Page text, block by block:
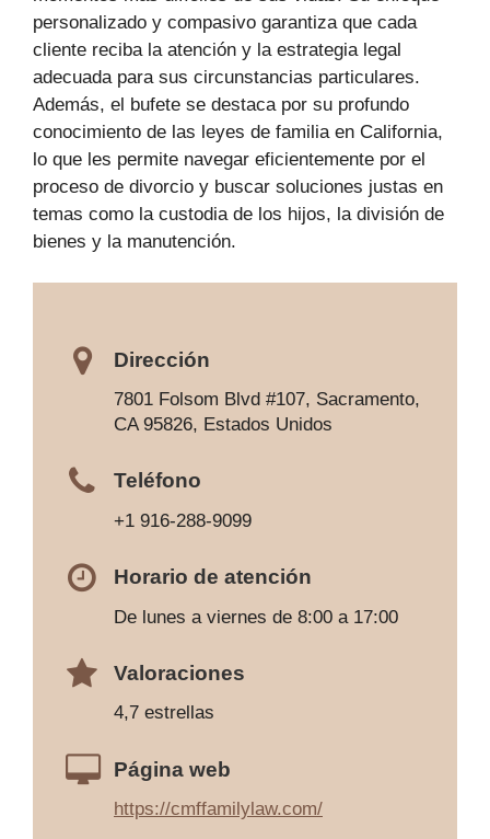
personalizado y compasivo garantiza que cada
cliente reciba la atención y la estrategia legal
adecuada para sus circunstancias particulares.
Además, el bufete se destaca por su profundo
conocimiento de las leyes de familia en California,
lo que les permite navegar eficientemente por el
proceso de divorcio y buscar soluciones justas en
temas como la custodia de los hijos, la división de
bienes y la manutención.
Dirección
7801 Folsom Blvd #107, Sacramento,
CA 95826, Estados Unidos
Teléfono
+1 916-288-9099
Horario de atención
De lunes a viernes de 8:00 a 17:00
Valoraciones
4,7 estrellas
Página web
https://cmffamilylaw.com/